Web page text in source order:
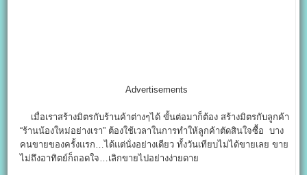
Advertisements
เมื่อเราสร้างมิตรกับร้านค้าต่างๆได้ ขั้นต่อมาก็ต้อง สร้างมิตรกับลูกค้า
“ร้านน้องใหม่อย่างเรา” ต้องใช้เวลาในการทำให้ลูกค้าตัดสินใจซื้อ บาง
คนขายของครั้งแรก…ได้แต่นั่งอย่างเดียว ทั้งวันเทียบไม่ได้ขายเลย ขาย
ไม่ถึงอาทิตย์ก็ถอดใจ…เลิกขายไปอย่างง่ายดาย